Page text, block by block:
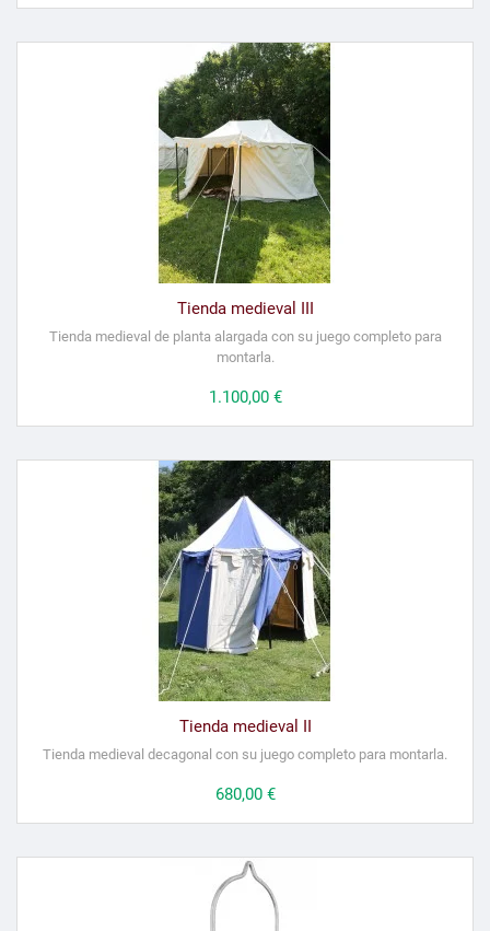
Tienda medieval III
Tienda medieval de planta alargada con su juego completo para
montarla.
Precio
1.100,00 €
Tienda medieval II
Tienda medieval decagonal con su juego completo para montarla.
Precio
680,00 €